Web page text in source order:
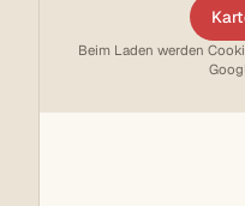
Beim Laden werden